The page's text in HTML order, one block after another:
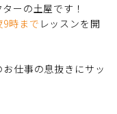
ーの土屋です！
時まで レッスンを開
仕事の息抜きにサッ